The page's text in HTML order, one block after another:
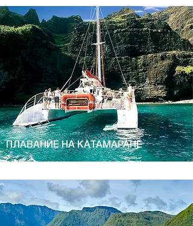
ПЛАВАНИЕ НА КАТАМАРАНЕ